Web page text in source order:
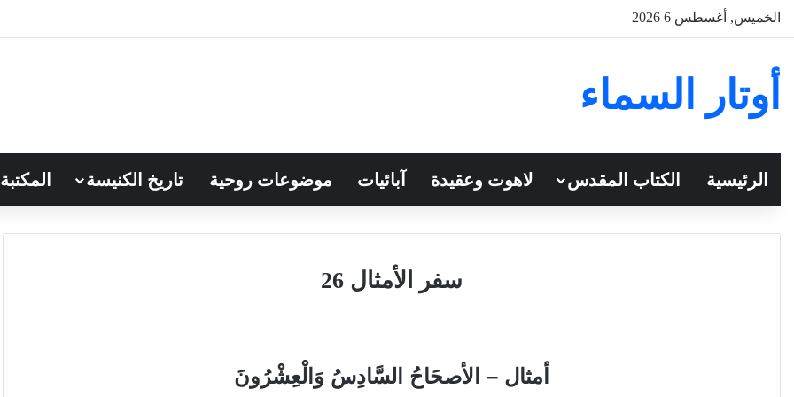
الخميس, أغسطس 6 2026
أوتار السماء
الرئيسية الكتاب المقدس لاهوت وعقيدة آبائيات موضوعات روحية تاريخ الكنيسة المكتبة
سفر الأمثال 26
أمثال – الأصحَاحُ السَّادِسُ وَالْعِشْرُونَ